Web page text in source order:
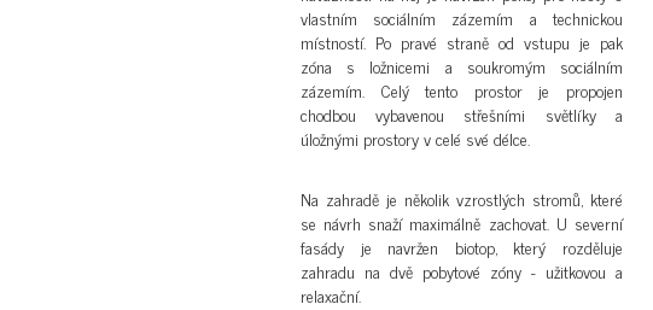
vlastním sociálním zázemím a technickou
místností. Po pravé straně od vstupu je pak
zóna s ložnicemi a soukromým sociálním
zázemím. Celý tento prostor je propojen
chodbou vybavenou střešními světlíky a
úložnými prostory v celé své délce.
Na zahradě je několik vzrostlých stromů, které
se návrh snaží maximálně zachovat. U severní
fasády je navržen biotop, který rozděluje
zahradu na dvě pobytové zóny - užitkovou a
relaxační.